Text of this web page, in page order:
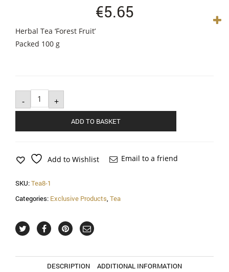
€5.65
Herbal Tea ‘Forest Fruit’
Packed 100 g
-
Herbal
Tea
'Forest
Fruit'
+
ADD TO BASKET
Add to Wishlist Email to a friend
SKU:Tea8-1
Categories: Exclusive Products, Tea
DESCRIPTION ADDITIONAL INFORMATION